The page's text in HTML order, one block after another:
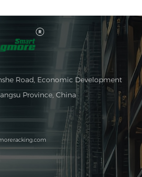
Road, Economic Development
Province, China